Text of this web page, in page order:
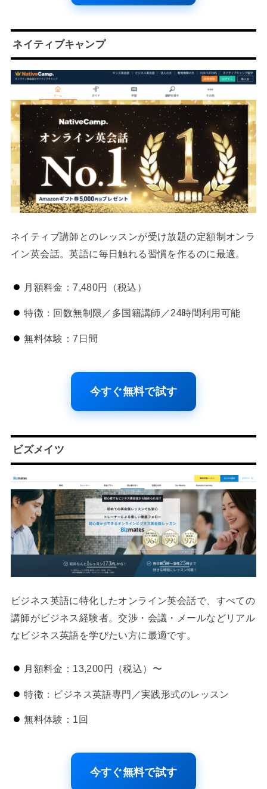
ネイティブキャンプ
ネイティブ講師とのレッスンが受け放題の定額制オンラ
イン英会話。英語に毎日触れる習慣を作るのに最適。
月額料金：7,480円（税込）
特徴：回数無制限／多国籍講師／24時間利用可能
無料体験：7日間
今すぐ無料で試す
ビズメイツ
ビジネス英語に特化したオンライン英会話で、すべての
講師がビジネス経験者。交渉・会議・メールなどリアル
なビジネス英語を学びたい方に最適です。
月額料金：13,200円（税込）〜
特徴：ビジネス英語専門／実践形式のレッスン
無料体験：1回
今すぐ無料で試す